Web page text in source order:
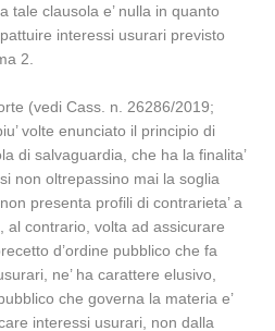
tale clausola e’ nulla in quanto
interessi usurari previsto
2.
(vedi Cass. n. 26286/2019;
volte enunciato il principio di
di salvaguardia, che ha la finalita’
non oltrepassino mai la soglia
presenta profili di contrarieta’ a
al contrario, volta ad assicurare
d’ordine pubblico che fa
ne’ ha carattere elusivo,
che governa la materia e’
interessi usurari, non dalla